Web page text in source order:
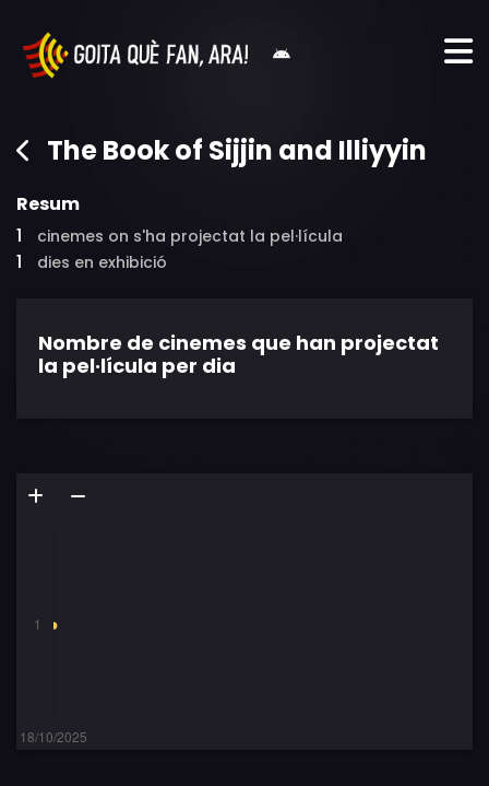
The Book of Sijjin and Illiyyin
Resum
1
cinemes on s'ha projectat la pel·lícula
1 dies en exhibició
Nombre de cinemes que han projectat
la pel·lícula per dia